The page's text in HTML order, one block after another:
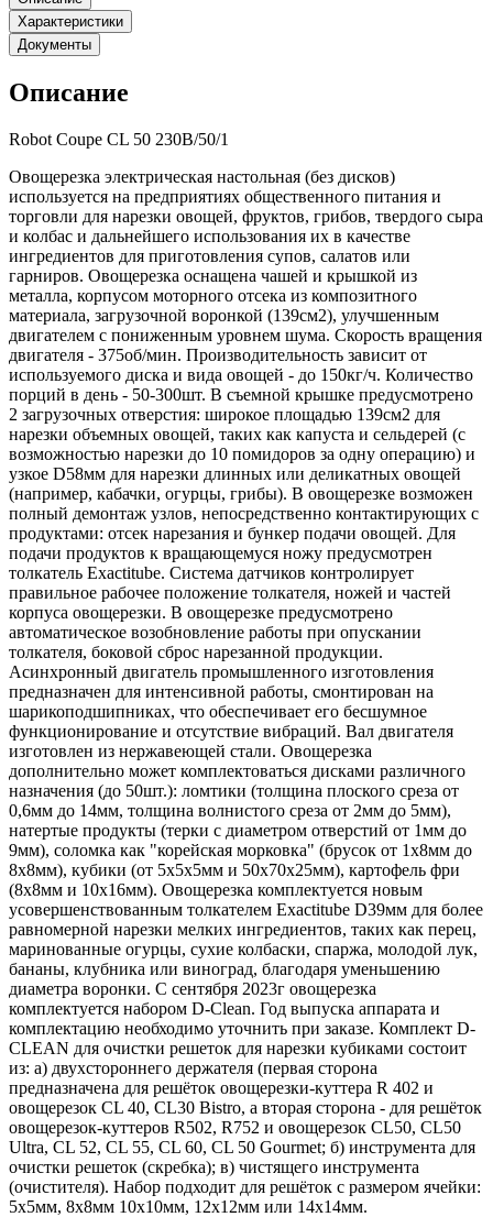
Характеристики
Документы
Описание
Robot Coupe CL 50 230B/50/1
Овощерезка электрическая настольная (без дисков)
используется на предприятиях общественного питания и
торговли для нарезки овощей, фруктов, грибов, твердого сыра
и колбас и дальнейшего использования их в качестве
ингредиентов для приготовления супов, салатов или
гарниров. Овощерезка оснащена чашей и крышкой из
металла, корпусом моторного отсека из композитного
материала, загрузочной воронкой (139см2), улучшенным
двигателем с пониженным уровнем шума. Скорость вращения
двигателя - 375об/мин. Производительность зависит от
используемого диска и вида овощей - до 150кг/ч. Количество
порций в день - 50-300шт. В съемной крышке предусмотрено
2 загрузочных отверстия: широкое площадью 139см2 для
нарезки объемных овощей, таких как капуста и сельдерей (с
возможностью нарезки до 10 помидоров за одну операцию) и
узкое D58мм для нарезки длинных или деликатных овощей
(например, кабачки, огурцы, грибы). В овощерезке возможен
полный демонтаж узлов, непосредственно контактирующих с
продуктами: отсек нарезания и бункер подачи овощей. Для
подачи продуктов к вращающемуся ножу предусмотрен
толкатель Exactitube. Система датчиков контролирует
правильное рабочее положение толкателя, ножей и частей
корпуса овощерезки. В овощерезке предусмотрено
автоматическое возобновление работы при опускании
толкателя, боковой сброс нарезанной продукции.
Асинхронный двигатель промышленного изготовления
предназначен для интенсивной работы, смонтирован на
шарикоподшипниках, что обеспечивает его бесшумное
функционирование и отсутствие вибраций. Вал двигателя
изготовлен из нержавеющей стали. Овощерезка
дополнительно может комплектоваться дисками различного
назначения (до 50шт.): ломтики (толщина плоского среза от
0,6мм до 14мм, толщина волнистого среза от 2мм до 5мм),
натертые продукты (терки с диаметром отверстий от 1мм до
9мм), соломка как "корейская морковка" (брусок от 1х8мм до
8х8мм), кубики (от 5х5х5мм и 50х70х25мм), картофель фри
(8х8мм и 10х16мм). Овощерезка комплектуется новым
усовершенствованным толкателем Exactitube D39мм для более
равномерной нарезки мелких ингредиентов, таких как перец,
маринованные огурцы, сухие колбаски, спаржа, молодой лук,
бананы, клубника или виноград, благодаря уменьшению
диаметра воронки. С сентября 2023г овощерезка
комплектуется набором D-Clean. Год выпуска аппарата и
комплектацию необходимо уточнить при заказе. Комплект D-
CLEAN для очистки решеток для нарезки кубиками состоит
из: а) двухстороннего держателя (первая сторона
предназначена для решёток овощерезки-куттера R 402 и
овощерезок CL 40, CL30 Bistro, а вторая сторона - для решёток
овощерезок-куттеров R502, R752 и овощерезок CL50, CL50
Ultra, CL 52, CL 55, CL 60, CL 50 Gourmet; б) инструмента для
очистки решеток (скребка); в) чистящего инструмента
(очистителя). Набор подходит для решёток с размером ячейки:
5х5мм, 8х8мм 10х10мм, 12х12мм или 14х14мм.